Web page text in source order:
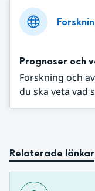
Prognoser och
Forskning och
du ska veta vad
Relaterade länkar